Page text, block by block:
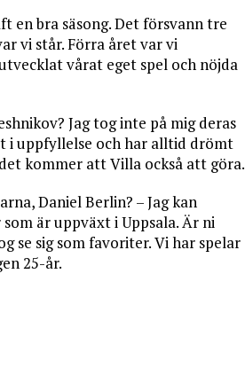
en bra säsong. Det försvann tre
vi står. Förra året var vi
vårat eget spel och nöjda
Jag tog inte på mig deras
i uppfyllelse och har alltid drömt
kommer att Villa också att göra.
Daniel Berlin? – Jag kan
är uppväxt i Uppsala. Är ni
se sig som favoriter. Vi har spelar
25-år.